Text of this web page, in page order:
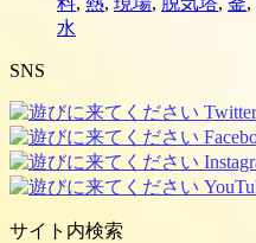
水
SNS
サイト内検索